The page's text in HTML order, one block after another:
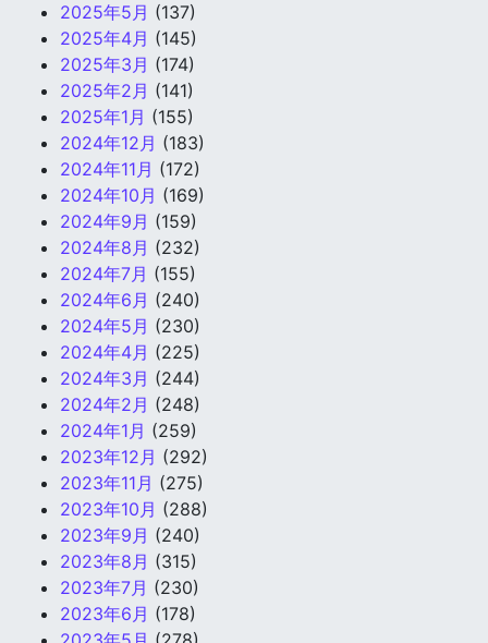
2025年5月 (137)
2025年4月 (145)
2025年3月 (174)
2025年2月 (141)
2025年1月 (155)
2024年12月 (183)
2024年11月 (172)
2024年10月 (169)
2024年9月 (159)
2024年8月 (232)
2024年7月 (155)
2024年6月 (240)
2024年5月 (230)
2024年4月 (225)
2024年3月 (244)
2024年2月 (248)
2024年1月 (259)
2023年12月 (292)
2023年11月 (275)
2023年10月 (288)
2023年9月 (240)
2023年8月 (315)
2023年7月 (230)
2023年6月 (178)